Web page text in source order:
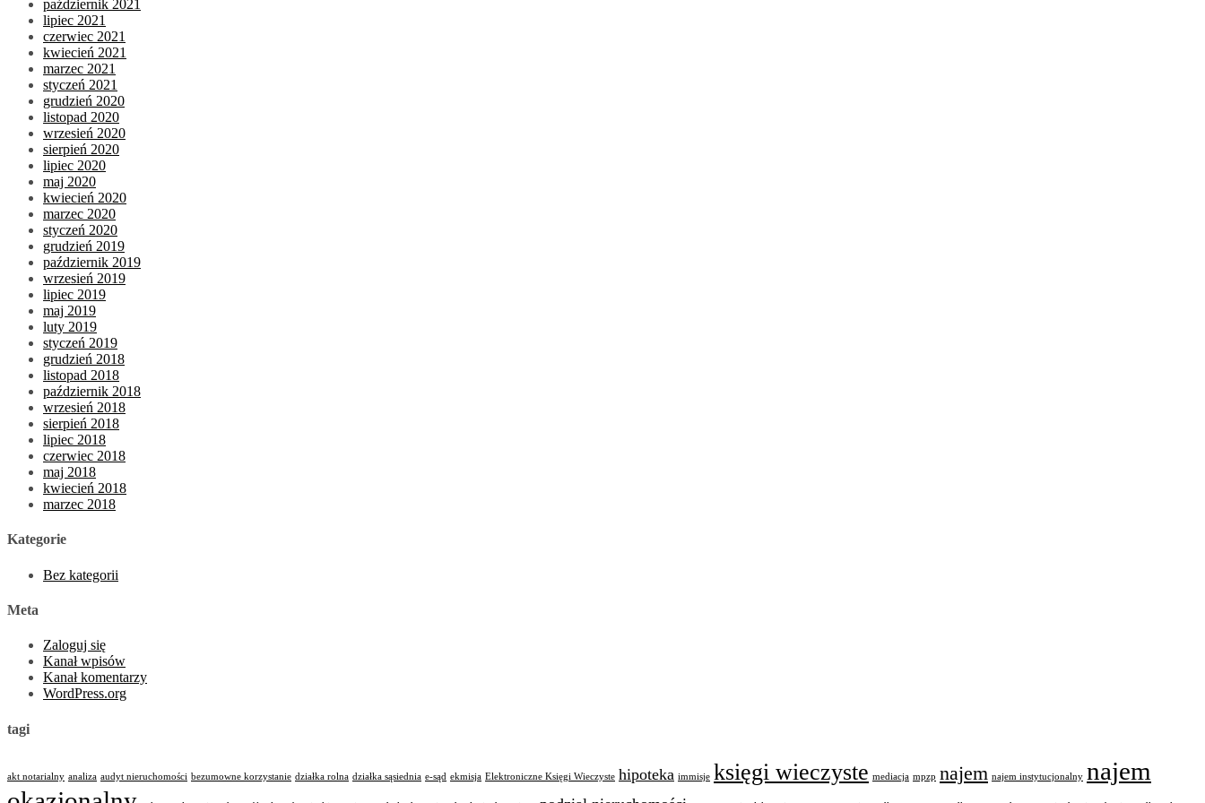
październik 2021
lipiec 2021
czerwiec 2021
kwiecień 2021
marzec 2021
styczeń 2021
grudzień 2020
listopad 2020
wrzesień 2020
sierpień 2020
lipiec 2020
maj 2020
kwiecień 2020
marzec 2020
styczeń 2020
grudzień 2019
październik 2019
wrzesień 2019
lipiec 2019
maj 2019
luty 2019
styczeń 2019
grudzień 2018
listopad 2018
październik 2018
wrzesień 2018
sierpień 2018
lipiec 2018
czerwiec 2018
maj 2018
kwiecień 2018
marzec 2018
Kategorie
Bez kategorii
Meta
Zaloguj się
Kanał wpisów
Kanał komentarzy
WordPress.org
tagi
akt notarialny analiza audyt nieruchomości bezumowne korzystanie działka rolna działka sąsiednia e-sąd ekmisja Elektroniczne Księgi Wieczyste hipoteka immisje księgi wieczyste mediacja mpzp najem najem instytucjonalny najem